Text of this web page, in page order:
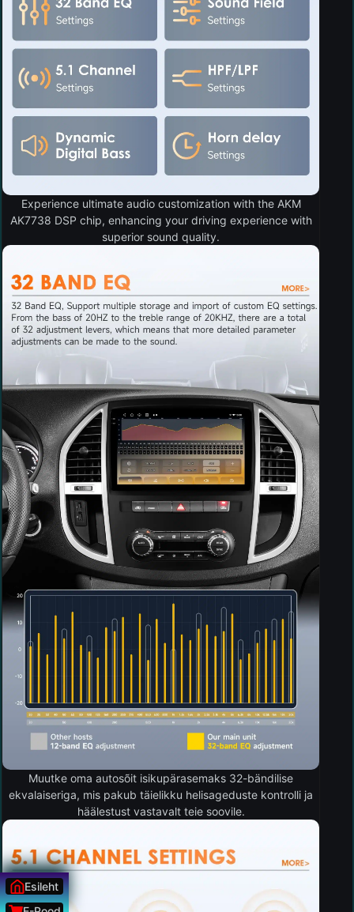
Experience ultimate audio customization with the AKM
AK7738 DSP chip, enhancing your driving experience with
superior sound quality.
Muutke oma autosõit isikupärasemaks 32-bändilise
ekvalaiseriga, mis pakub täielikku helisageduste kontrolli ja
häälestust vastavalt teie soovile.
Esileht